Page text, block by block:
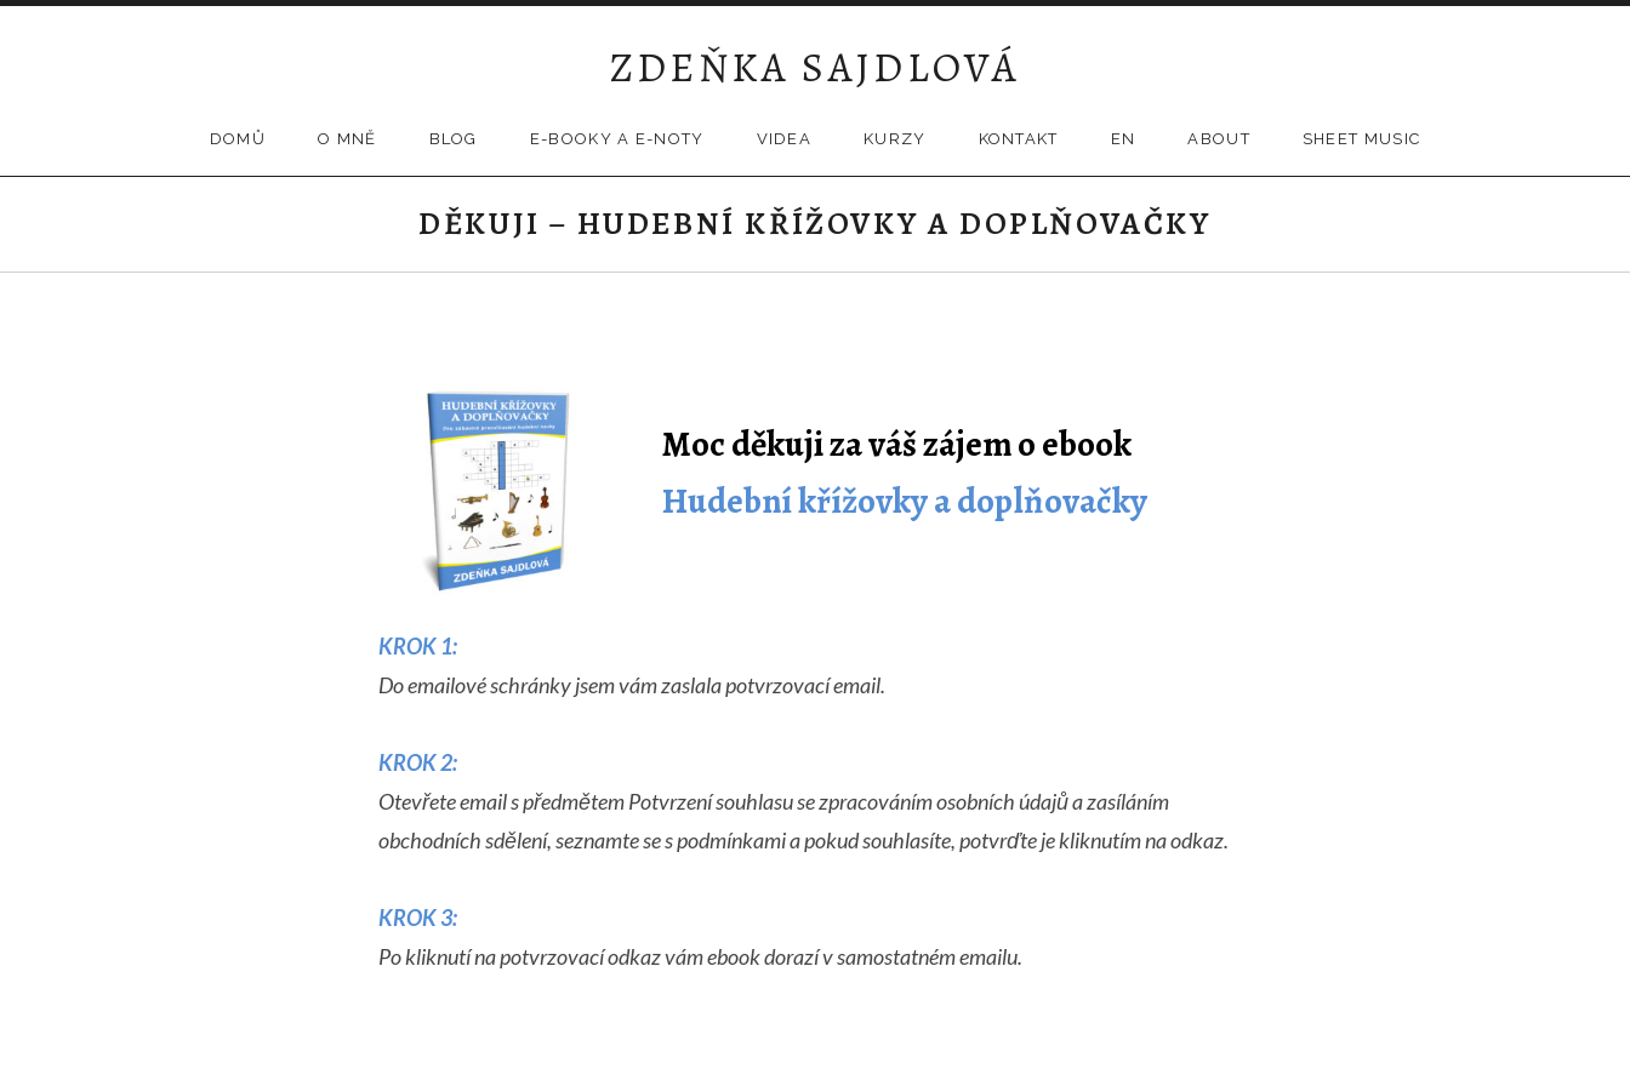
ZDEŇKA SAJDLOVÁ
DOMŮ O MNĚ BLOG E-BOOKY A E-NOTY VIDEA KURZY KONTAKT EN ABOUT SHEET MUSIC
DĚKUJI – HUDEBNÍ KŘÍŽOVKY A DOPLŇOVAČKY
Moc děkuji za váš zájem o ebook
Hudební křížovky a doplňovačky
KROK 1:
Do emailové schránky jsem vám zaslala potvrzovací email.
KROK 2:
Otevřete email s předmětem Potvrzení souhlasu se zpracováním osobních údajů a zasíláním
obchodních sdělení, seznamte se s podmínkami a pokud souhlasíte, potvrďte je kliknutím na odkaz.
KROK 3:
Po kliknutí na potvrzovací odkaz vám ebook dorazí v samostatném emailu.